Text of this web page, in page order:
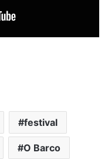
festival
O Barco